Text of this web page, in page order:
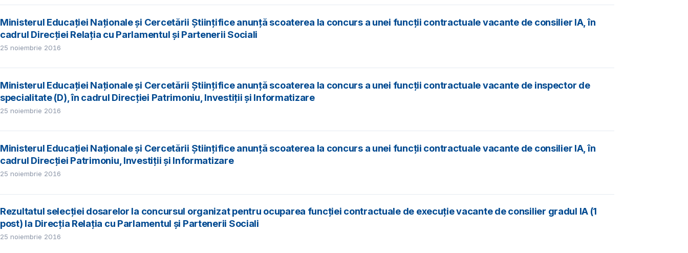
Ministerul Educației Naționale şi Cercetării Științifice anunță scoaterea la concurs a unei funcții contractuale vacante de consilier IA, în
cadrul Direcției Relația cu Parlamentul și Partenerii Sociali
25 noiembrie 2016
Ministerul Educației Naționale şi Cercetării Științifice anunță scoaterea la concurs a unei funcții contractuale vacante de inspector de
specialitate (D), în cadrul Direcției Patrimoniu, Investiții și Informatizare
25 noiembrie 2016
Ministerul Educației Naționale şi Cercetării Științifice anunță scoaterea la concurs a unei funcții contractuale vacante de consilier IA, în
cadrul Direcției Patrimoniu, Investiții și Informatizare
25 noiembrie 2016
Rezultatul selecției dosarelor la concursul organizat pentru ocuparea funcției contractuale de execuție vacante de consilier gradul IA (1
post) la Direcția Relația cu Parlamentul și Partenerii Sociali
25 noiembrie 2016